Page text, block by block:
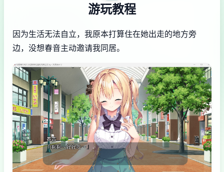
游玩教程
因为生活无法自立，我原本打算住在她出走的地方旁
边，没想春音主动邀请我同居。